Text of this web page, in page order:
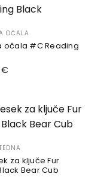
OČALA
očala #C Reading
€
za ključe Fur
Bear Cub